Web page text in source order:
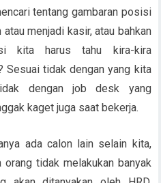
tentang gambaran posisi
menjadi kasir, atau bahkan
kita harus tahu kira-kira
Sesuai tidak dengan yang kita
dengan job desk yang
kaget juga saat bekerja.
ada calon lain selain kita,
tidak melakukan banyak